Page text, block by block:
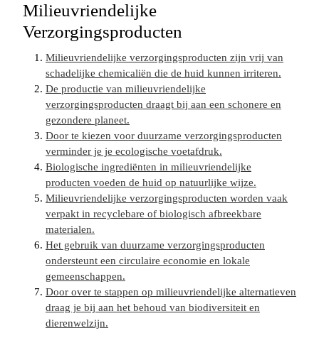
Milieuvriendelijke
Verzorgingsproducten
Milieuvriendelijke verzorgingsproducten zijn vrij van
schadelijke chemicaliën die de huid kunnen irriteren.
De productie van milieuvriendelijke
verzorgingsproducten draagt bij aan een schonere en
gezondere planeet.
Door te kiezen voor duurzame verzorgingsproducten
verminder je je ecologische voetafdruk.
Biologische ingrediënten in milieuvriendelijke
producten voeden de huid op natuurlijke wijze.
Milieuvriendelijke verzorgingsproducten worden vaak
verpakt in recyclebare of biologisch afbreekbare
materialen.
Het gebruik van duurzame verzorgingsproducten
ondersteunt een circulaire economie en lokale
gemeenschappen.
Door over te stappen op milieuvriendelijke alternatieven
draag je bij aan het behoud van biodiversiteit en
dierenwelzijn.